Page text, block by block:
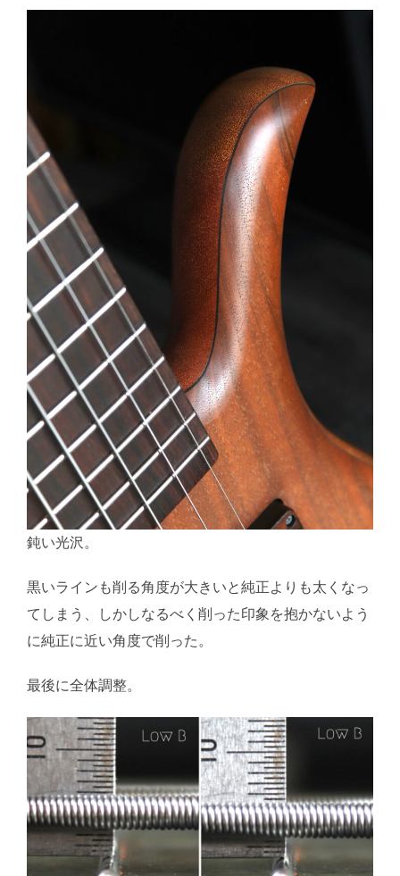
鈍い光沢。
黒いラインも削る角度が大きいと純正よりも太くなっ
てしまう、しかしなるべく削った印象を抱かないよう
に純正に近い角度で削った。
最後に全体調整。